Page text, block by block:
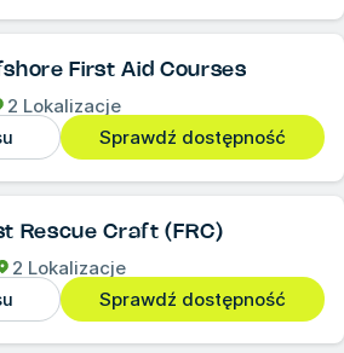
First Aid Courses
2 Lokalizacje
Sprawdź dostępność
Rescue Craft (FRC)
2 Lokalizacje
Sprawdź dostępność